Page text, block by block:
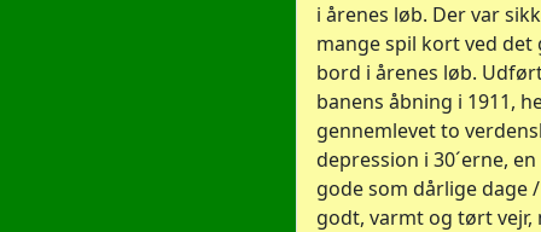
i årenes løb. Der var
mange spil kort ved det
bord i årenes løb.
banens åbning i 1911,
gennemlevet to
depression i 30´erne,
gode som dårlige dage
godt, varmt og tørt vejr,